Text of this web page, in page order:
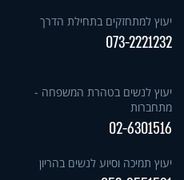
יעוץ למתחזקים בתחילת הדרך
073-2221232
יעוץ לנשים בטהרת המשפחה -
מתחברות
02-6301516
יעוץ תמיכה וסיוע לנשים בהריון